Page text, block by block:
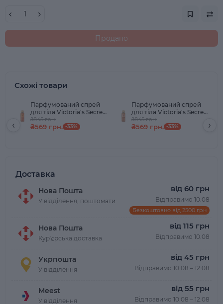
Продано
Схожі товари
Парфумований спрей
для тіла Victoria's Secret
Amber Romance 250 мл
₴845 грн.
₴569 грн. -33%
Парфумований спрей
для тіла Victoria's Secret
Bare Vanilla 250 мл
₴845 грн.
₴569 грн. -33%
‹ ›
Доставка
Нова Пошта
У відділення, поштомати
від 60 грн
Відправимо 10.08
Безкоштовно від 2500 грн
Нова Пошта
Курʼєрська доставка
від 115 грн
Відправимо 10.08
Укрпошта
У відділення
від 45 грн
Відправимо 10.08 – 12.08
Meest
У відділення
від 55 грн
Відправимо 10.08 – 12.08